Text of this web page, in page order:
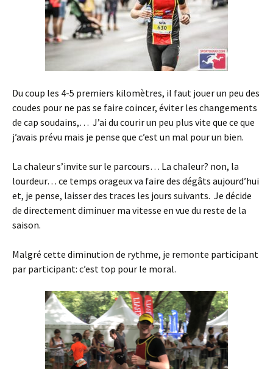
Du coup les 4-5 premiers kilomètres, il faut jouer un peu des
coudes pour ne pas se faire coincer, éviter les changements
de cap soudains,… J’ai du courir un peu plus vite que ce que
j’avais prévu mais je pense que c’est un mal pour un bien.
La chaleur s’invite sur le parcours… La chaleur? non, la
lourdeur… ce temps orageux va faire des dégâts aujourd’hui
et, je pense, laisser des traces les jours suivants. Je décide
de directement diminuer ma vitesse en vue du reste de la
saison.
Malgré cette diminution de rythme, je remonte participant
par participant: c’est top pour le moral.